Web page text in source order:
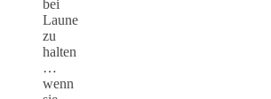
bei
Laune
zu
halten
…
wenn